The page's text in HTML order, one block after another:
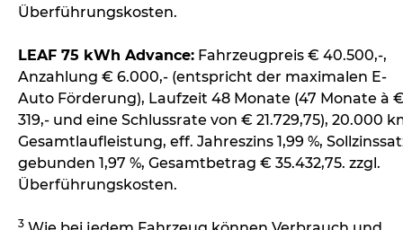
Überführungskosten.
LEAF 75 kWh Advance: Fahrzeugpreis € 40.500,-,
Anzahlung € 6.000,- (entspricht der maximalen E-
Auto Förderung), Laufzeit 48 Monate (47 Monate à
319,- und eine Schlussrate von € 21.729,75), 20.000
Gesamtlaufleistung, eff. Jahreszins 1,99 %,
gebunden 1,97 %, Gesamtbetrag € 35.432,75. zzgl.
Überführungskosten.
3